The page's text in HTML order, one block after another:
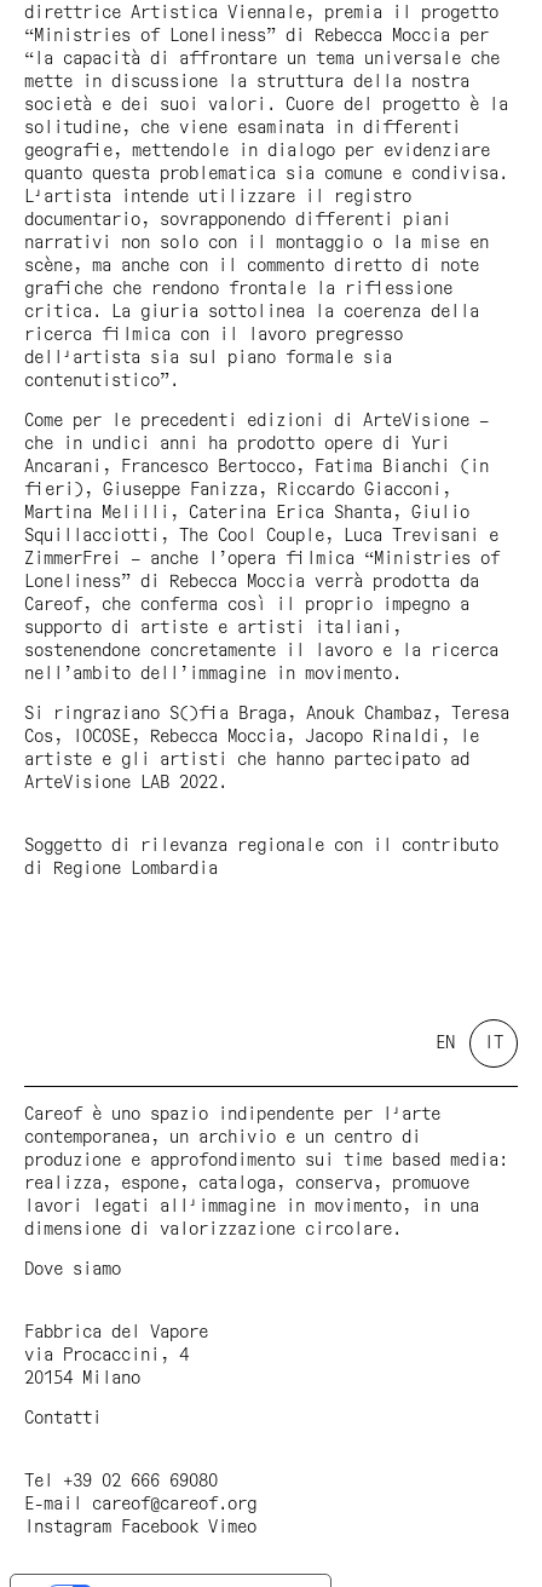
direttrice Artistica Viennale, premia il progetto
“Ministries of Loneliness” di Rebecca Moccia per
“la capacità di affrontare un tema universale che
mette in discussione la struttura della nostra
società e dei suoi valori. Cuore del progetto è la
solitudine, che viene esaminata in differenti
geografie, mettendole in dialogo per evidenziare
quanto questa problematica sia comune e condivisa.
L'artista intende utilizzare il registro
documentario, sovrapponendo differenti piani
narrativi non solo con il montaggio o la mise en
scène, ma anche con il commento diretto di note
grafiche che rendono frontale la riflessione
critica. La giuria sottolinea la coerenza della
ricerca filmica con il lavoro pregresso
dell'artista sia sul piano formale sia
contenutistico”.
Come per le precedenti edizioni di ArteVisione –
che in undici anni ha prodotto opere di Yuri
Ancarani, Francesco Bertocco, Fatima Bianchi (in
fieri), Giuseppe Fanizza, Riccardo Giacconi,
Martina Melilli, Caterina Erica Shanta, Giulio
Squillacciotti, The Cool Couple, Luca Trevisani e
ZimmerFrei – anche l’opera filmica “Ministries of
Loneliness” di Rebecca Moccia verrà prodotta da
Careof, che conferma così il proprio impegno a
supporto di artiste e artisti italiani,
sostenendone concretamente il lavoro e la ricerca
nell’ambito dell’immagine in movimento.
Si ringraziano S()fia Braga, Anouk Chambaz, Teresa
Cos, IOCOSE, Rebecca Moccia, Jacopo Rinaldi, le
artiste e gli artisti che hanno partecipato ad
ArteVisione LAB 2022.
Soggetto di rilevanza regionale con il contributo
di Regione Lombardia
EN
Careof è uno spazio indipendente per l'arte
contemporanea, un archivio e un centro di
produzione e approfondimento sui time based media:
realizza, espone, cataloga, conserva, promuove
lavori legati all'immagine in movimento, in una
dimensione di valorizzazione circolare.
Dove siamo
Fabbrica del Vapore
via Procaccini, 4
20154 Milano
Contatti
Tel +39 02 666 69080
E-mail careof@careof.org
Instagram
Facebook Vimeo